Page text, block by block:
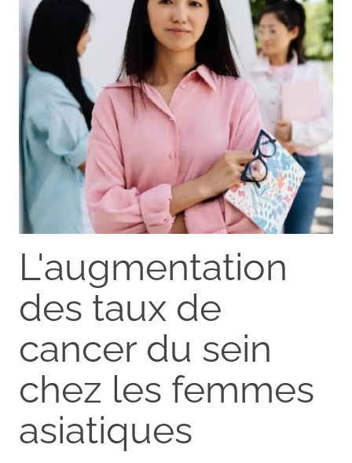
L'augmentation
des taux de
cancer du sein
chez les femmes
asiatiques